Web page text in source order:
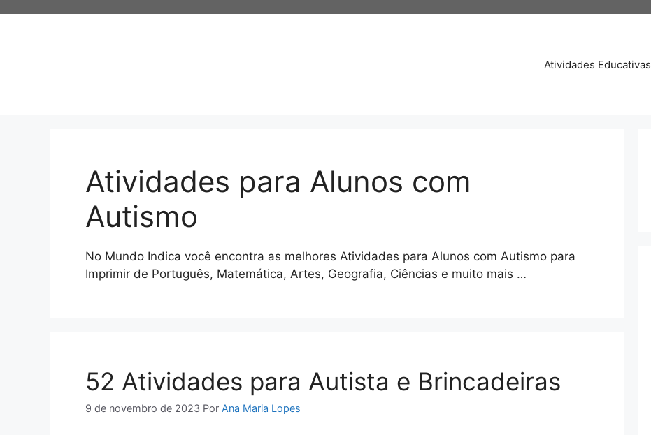
Atividades Educativas
Atividades para Alunos com
Autismo
No Mundo Indica você encontra as melhores Atividades para Alunos com Autismo para
Imprimir de Português, Matemática, Artes, Geografia, Ciências e muito mais …
52 Atividades para Autista e Brincadeiras
9 de novembro de 2023 Por Ana Maria Lopes